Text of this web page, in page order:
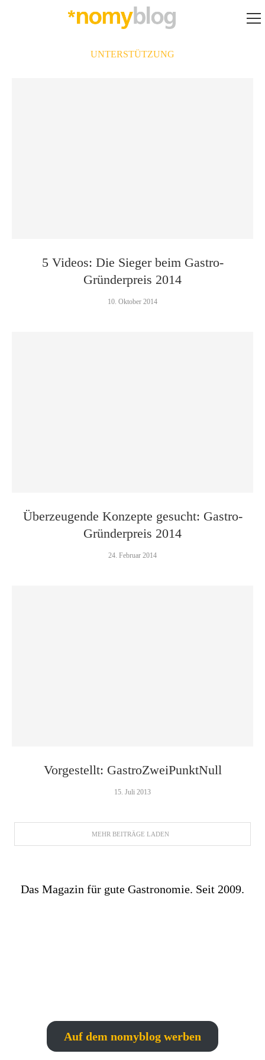
UNTERSTÜTZUNG
5 Videos: Die Sieger beim Gastro-
Gründerpreis 2014
10. Oktober 2014
Überzeugende Konzepte gesucht: Gastro-
Gründerpreis 2014
24. Februar 2014
Vorgestellt: GastroZweiPunktNull
15. Juli 2013
MEHR BEITRÄGE LADEN
Das Magazin für gute Gastronomie. Seit 2009.
Auf dem nomyblog werben